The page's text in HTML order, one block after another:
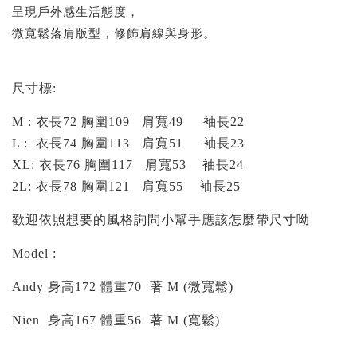
呈現戶外感生活態度，
微寬鬆落肩版型，修飾肩線與身形。
尺寸標:
M : 衣長72 胸圍109 肩寬49 袖長22
L : 衣長74 胸圍113 肩寬51 袖長23
XL: 衣長76 胸圍117 肩寬53 袖長24
2L: 衣長78 胸圍121 肩寬55 袖長25
歡迎依照想要的風格詢問小幫手應該怎麼帶尺寸呦
Model :
Andy 身高172 體重70 著 M (微寬鬆)
Nien 身高167 體重56 著 M (寬鬆)